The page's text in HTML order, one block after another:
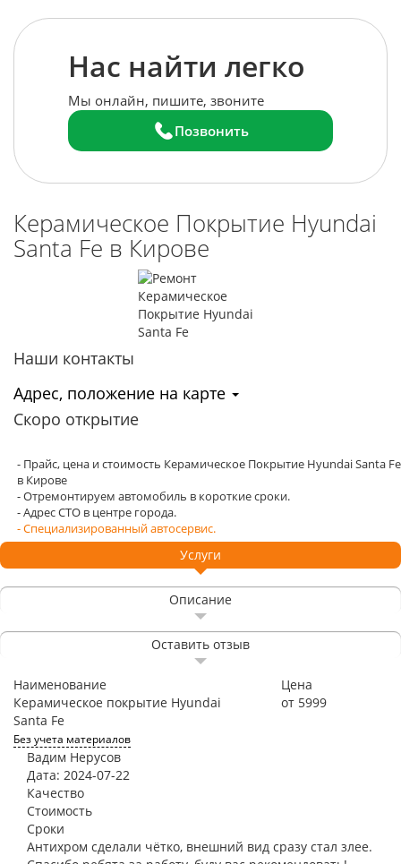
Нас найти легко
Мы онлайн, пишите, звоните
Позвонить
Керамическое Покрытие Hyundai
Santa Fe в Кирове
Наши контакты
Адрес, положение на карте
Скоро открытие
- Прайс, цена и стоимость Керамическое Покрытие Hyundai Santa Fe
в Кирове
- Отремонтируем автомобиль в короткие сроки.
- Адрес СТО в центре города.
- Специализированный автосервис.
Услуги
Описание
Оставить отзыв
Наименование
Цена
Керамическое покрытие Hyundai
Santa Fe
Без учета материалов
от 5999
Вадим Нерусов
Дата: 2024-07-22
Качество
Стоимость
Сроки
Антихром сделали чётко, внешний вид сразу стал злее.